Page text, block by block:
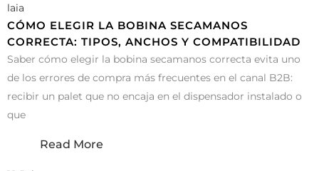
laia
CÓMO ELEGIR LA BOBINA SECAMANOS
CORRECTA: TIPOS, ANCHOS Y COMPATIBILIDAD
Saber cómo elegir la bobina secamanos correcta evita uno
de los errores de compra más frecuentes en el canal B2B:
recibir un palet que no encaja en el dispensador instalado o
que
Read More